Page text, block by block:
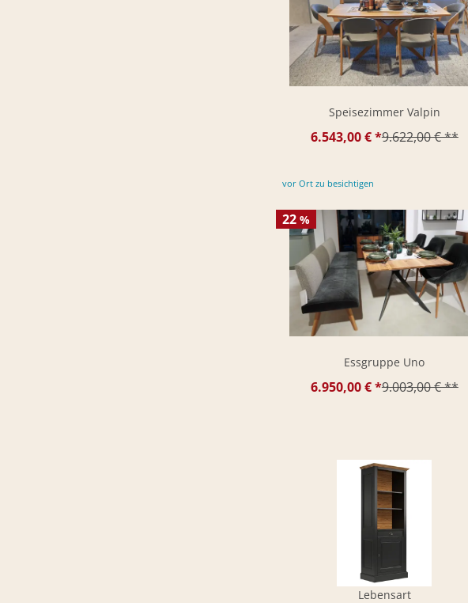
Speisezimmer Valpin
6.543,00 € *9.622,00 € **
vor Ort zu besichtigen
22 %
Essgruppe Uno
6.950,00 € *9.003,00 € **
Lebensart